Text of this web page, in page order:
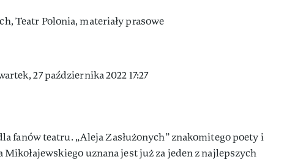
27 października 2022 17:27
przyjaciela
fanów teatru. „Aleja Zasłużonych” znakomitego poety i
Mikołajewskiego uznana jest już za jeden z najlepszych